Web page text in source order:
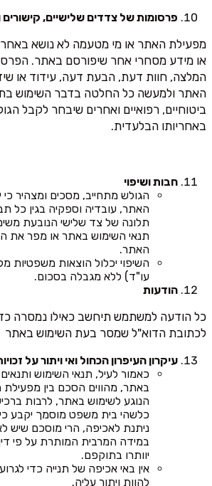
פרסומות של צדדים שלישיים,
מפעילת האתר או מי מטעמה לא נושא
או מידע מסחרי אחר שיפורסם באתר.
המלצה, חוות דעת, הבעת דעה, עידוד או
האתר ולמעשה כל החלטה בדבר השימוש
ביטוחיים, רפואיים ואחרים שיבחר לקבל
באחריותו הבלעדית.
חבות ושיפוי
הגולש מתחייב, מסכים ומצהיר
האתר, עובדיה וספקיה בגין כל
תלונה של צד שלישי הנובעת
תנאי השימוש באתר או מפר את
האתר.
השיפוי יכלול הוצאות משפטיות
עו"ד) ללא מגבלה בסכום.
הודעות
כל הודעה למשתמש תיחשב כאילו נמסרה
לכתובת הדוא"ל שמסר בעת השימוש באתר
עיקרון העיפרון הכחול ואי ויתור על
כאמור לעיל, תנאי השימוש
באתר, מהווים הסכם בין
הנוגע לשימוש באתר, לרבות
כלשהי בית משפט מוסמך יקבע
ניתנת לאכיפה, הרי מוסכם שיש
במידה המרבית המותרת על פי
יוותרו בתוקפם.
אין באי אכיפה של תנייה כדי
להוות ויתור עליה.